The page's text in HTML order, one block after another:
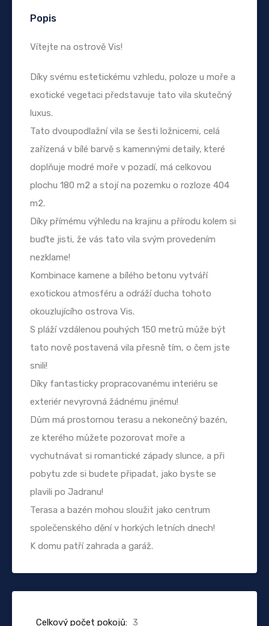
Popis
Vítejte na ostrově Vis!
Díky svému estetickému vzhledu, poloze u moře a
exotické vegetaci představuje tato vila skutečný
luxus.
Tato dvoupodlažní vila se šesti ložnicemi, celá
zařízená v bílé barvě s kamennými detaily, které
doplňuje modré moře v pozadí, má celkovou
plochu 180 m2 a stojí na pozemku o rozloze 404
m2.
Díky přímému výhledu na krajinu a přírodu kolem si
buďte jisti, že vás tato vila svým provedením
nezklame!
Kombinace kamene a bílého betonu vytváří
exotickou atmosféru a odráží ducha tohoto
okouzlujícího ostrova Vis.
S pláží vzdálenou pouhých 150 metrů může být
tato nově postavená vila přesně tím, o čem jste
snili!
Díky fantasticky propracovanému interiéru se
exteriér nevyrovná žádnému jinému!
Dům má prostornou terasu a nekonečný bazén,
ze kterého můžete pozorovat moře a
vychutnávat si romantické západy slunce, a při
pobytu zde si budete připadat, jako byste se
plavili po Jadranu!
Terasa a bazén mohou sloužit jako centrum
společenského dění v horkých letních dnech!
K domu patří zahrada a garáž.
Celkový počet pokojů: 3